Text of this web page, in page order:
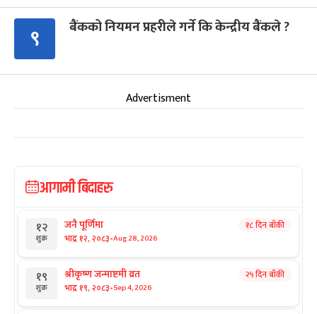
९ बैंकको नियमन प्रहरीले गर्ने कि केन्द्रीय बैंकले ?
Advertisment
आगामी बिदाहरु
१२
शुक्र
जनै पूर्णिमा
भाद्र १२, २०८३-Aug 28, 2026
१८ दिन बाँकी
१९
शुक्र
श्रीकृष्ण जन्माष्टमी व्रत
भाद्र १९, २०८३-Sep 4, 2026
२५ दिन बाँकी